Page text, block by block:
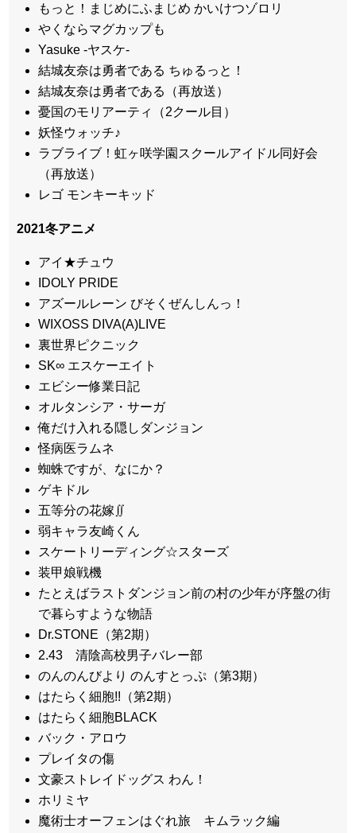
もっと！まじめにふまじめ かいけつゾロリ
やくならマグカップも
Yasuke -ヤスケ-
結城友奈は勇者である ちゅるっと！
結城友奈は勇者である（再放送）
憂国のモリアーティ（2クール目）
妖怪ウォッチ♪
ラブライブ！虹ヶ咲学園スクールアイドル同好会
（再放送）
レゴ モンキーキッド
2021冬アニメ
アイ★チュウ
IDOLY PRIDE
アズールレーン びそくぜんしんっ！
WIXOSS DIVA(A)LIVE
裏世界ピクニック
SK∞ エスケーエイト
エビシー修業日記
オルタンシア・サーガ
俺だけ入れる隠しダンジョン
怪病医ラムネ
蜘蛛ですが、なにか？
ゲキドル
五等分の花嫁∬
弱キャラ友崎くん
スケートリーディング☆スターズ
装甲娘戦機
たとえばラストダンジョン前の村の少年が序盤の街
で暮らすような物語
Dr.STONE（第2期）
2.43 清陰高校男子バレー部
のんのんびより のんすとっぷ（第3期）
はたらく細胞!!（第2期）
はたらく細胞BLACK
バック・アロウ
プレイタの傷
文豪ストレイドッグス わん！
ホリミヤ
魔術士オーフェンはぐれ旅 キムラック編